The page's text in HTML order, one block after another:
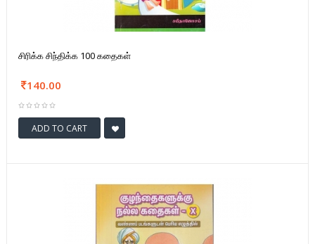
சிரிக்க சிந்திக்க 100 கதைகள்
140.00
ADD TO CART